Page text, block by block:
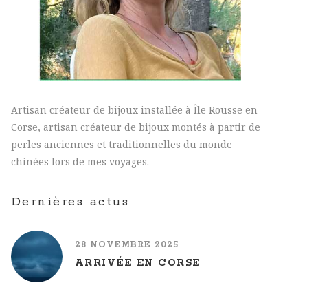
Artisan créateur de bijoux installée à Île Rousse en
Corse, artisan créateur de bijoux montés à partir de
perles anciennes et traditionnelles du monde
chinées lors de mes voyages.
Dernières actus
28 NOVEMBRE 2025
ARRIVÉE EN CORSE